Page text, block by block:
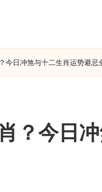
今日冲煞与十二生肖运势避忌
？今日